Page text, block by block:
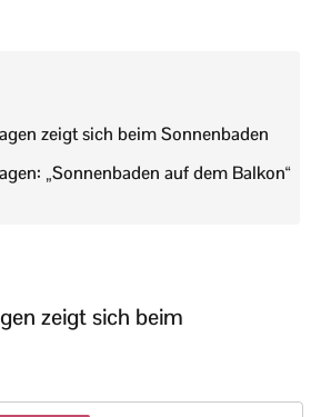
zeigt sich beim Sonnenbaden
„Sonnenbaden auf dem Balkon“
zeigt sich beim